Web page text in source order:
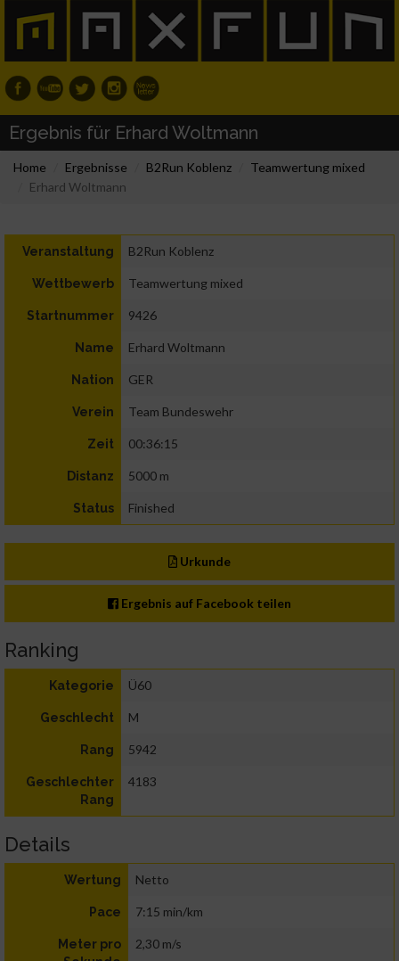
Ergebnis für Erhard Woltmann
Home Ergebnisse B2Run Koblenz
Teamwertung mixed
Erhard Woltmann
Veranstaltung B2Run Koblenz
Wettbewerb Teamwertung mixed
Startnummer 9426
Name Erhard Woltmann
Nation GER
Verein Team Bundeswehr
Zeit 00:36:15
Distanz 5000 m
Status Finished
Urkunde
Ergebnis auf Facebook teilen
Ranking
Kategorie Ü60
Geschlecht M
Rang 5942
Geschlechter
Rang
4183
Details
Wertung Netto
Pace 7:15 min/km
Meter pro
2,30 m/s